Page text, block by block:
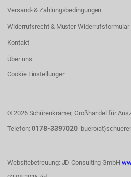
Versand- & Zahlungsbedingungen
Widerrufsrecht & Muster-Widerrufsformular
Kontakt
Über uns
Cookie Einstellungen
© 2026 Schürenkrämer, Großhandel für
Telefon: 0178-3397020
Websitebetreuung: JD-Consulting GmbH